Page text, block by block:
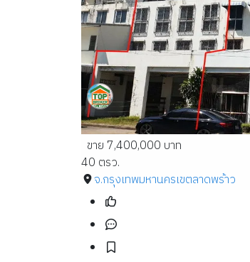
ขาย 7,400,000 บาท
40 ตรว.
จ.กรุงเทพมหานครเขตลาดพร้าว